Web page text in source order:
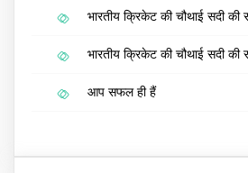
भारतीय क्रिकेट की चौथाई सदी
भारतीय क्रिकेट की चौथाई सदी
आप सफल ही हैं